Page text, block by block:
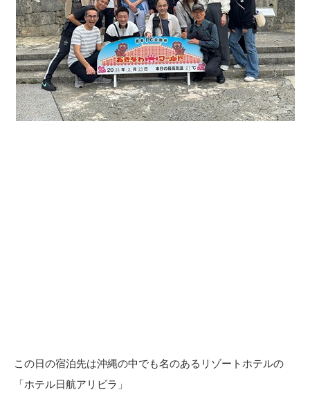
この日の宿泊先は沖縄の中でも名のあるリゾートホテルの
「ホテル日航アリビラ」